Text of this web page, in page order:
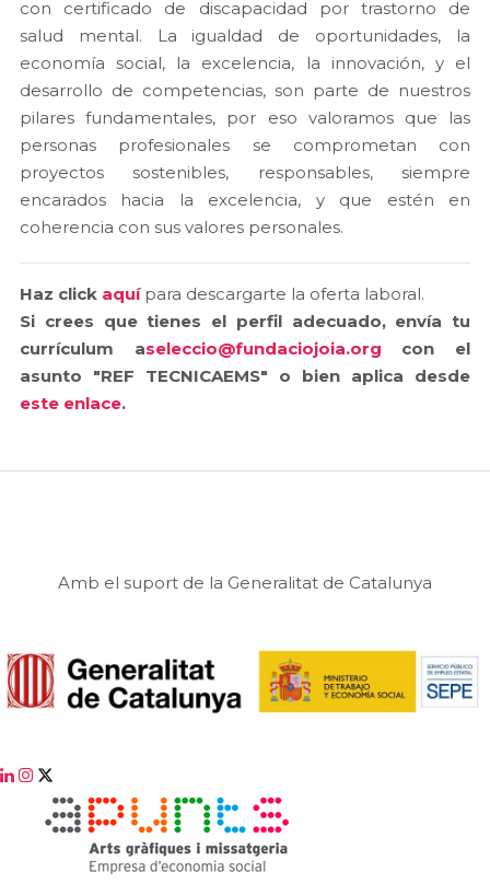
con certificado de discapacidad por trastorno de
salud mental. La igualdad de oportunidades, la
economía social, la excelencia, la innovación, y el
desarrollo de competencias, son parte de nuestros
pilares fundamentales, por eso valoramos que las
personas profesionales se comprometan con
proyectos sostenibles, responsables, siempre
encarados hacia la excelencia, y que estén en
coherencia con sus valores personales.
Haz click aquí para descargarte la oferta laboral.
Si crees que tienes el perfil adecuado, envía tu
currículum aseleccio@fundaciojoia.org con el
asunto "REF TECNICAEMS" o bien aplica desde
este enlace.
Amb el suport de la Generalitat de Catalunya